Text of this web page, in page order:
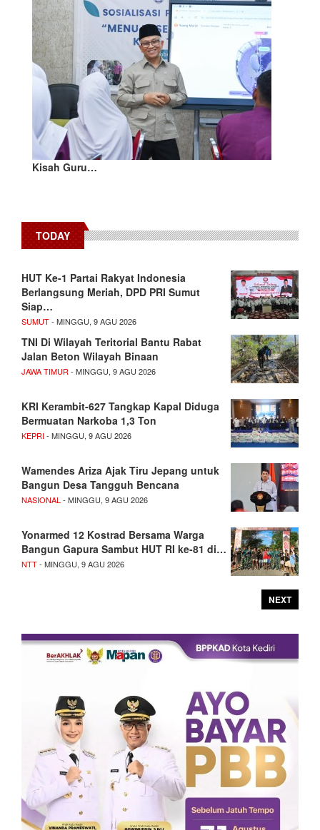
Kisah Guru…
TODAY
HUT Ke-1 Partai Rakyat Indonesia
Berlangsung Meriah, DPD PRI Sumut
Siap…
SUMUT- MINGGU, 9 AGU 2026
TNI Di Wilayah Teritorial Bantu Rabat
Jalan Beton Wilayah Binaan
JAWA TIMUR- MINGGU, 9 AGU 2026
KRI Kerambit-627 Tangkap Kapal Diduga
Bermuatan Narkoba 1,3 Ton
KEPRI- MINGGU, 9 AGU 2026
Wamendes Ariza Ajak Tiru Jepang untuk
Bangun Desa Tangguh Bencana
NASIONAL- MINGGU, 9 AGU 2026
Yonarmed 12 Kostrad Bersama Warga
Bangun Gapura Sambut HUT RI ke-81 di…
NTT- MINGGU, 9 AGU 2026
NEXT